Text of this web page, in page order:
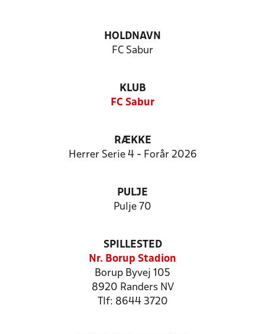
HOLDNAVN
FC Sabur
KLUB
FC Sabur
RÆKKE
Herrer Serie 4 - Forår 2026
PULJE
Pulje 70
SPILLESTED
Nr. Borup Stadion
Borup Byvej 105
8920 Randers NV
Tlf: 8644 3720